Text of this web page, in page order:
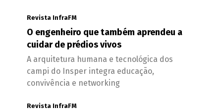
Revista InfraFM
O engenheiro que também aprendeu a
cuidar de prédios vivos
A arquitetura humana e tecnológica dos
campi do Insper integra educação,
convivência e networking
Revista InfraFM